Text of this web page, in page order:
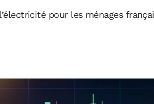
pour les ménages